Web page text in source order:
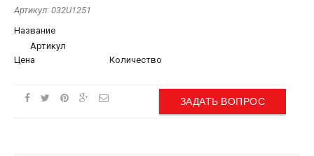
Артикул: 032U1251
Название
Артикул
Цена
Количество
ЗАДАТЬ ВОПРОС